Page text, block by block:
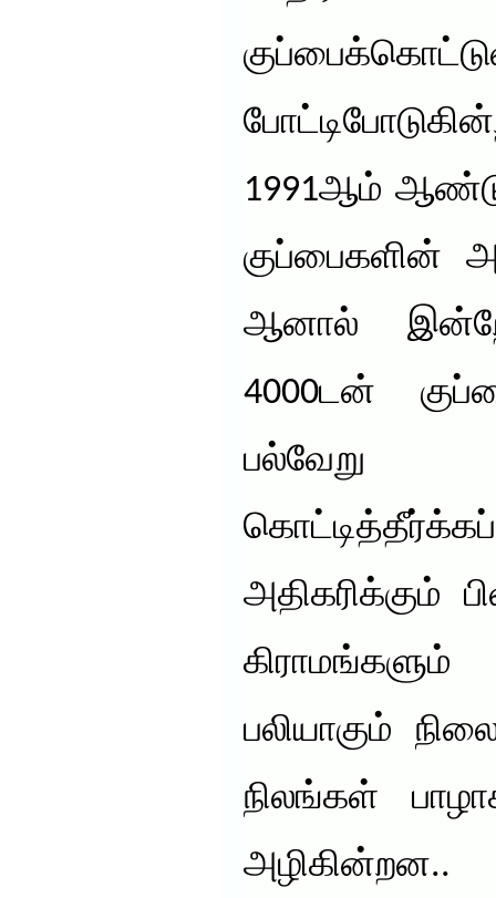
1991ஆம் ஆண்டு
குப்பைகளின்
ஆனால்
4000டன்
பல்வேறு
அதிகரிக்கும்
பலியாகும்
நிலங்கள்